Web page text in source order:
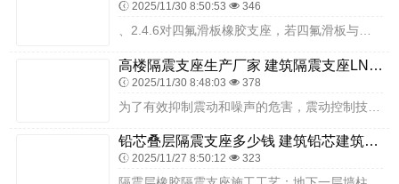
2025/11/30 8:50:53 346
高楼隔震支座生产厂家 建筑隔震支座LNR700厂家 高阻尼橡胶隔震支座HDR源头工厂
2025/11/30 8:48:03 378
铅芯叠层隔震支座多少钱 建筑铅芯建筑隔震支座源头工厂 建筑抗震式橡胶隔震支座定制源头工厂
2025/11/27 8:50:12 323